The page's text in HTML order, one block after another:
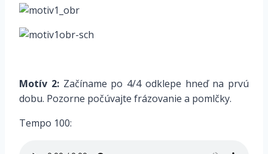
Motív 2:Začíname po 4/4 odklepe hneď na prvú
dobu. Pozorne počúvajte frázovanie a pomlčky.
Tempo 100: